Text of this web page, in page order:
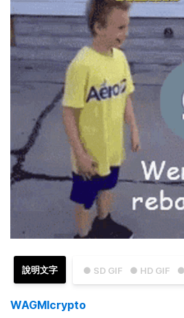
● SD GIF ● HD GIF
說明文字
WAGMIcrypto